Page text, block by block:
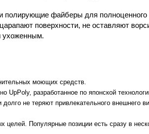
файберы для
поверхности, не оставляют
ухоженным.
моющих средств.
UpPoly, разработанное по японской
не теряют привлекательного внешнего
Популярные позиции есть сразу в